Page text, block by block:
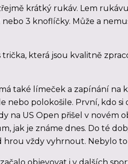
krátký rukáv. Lem
3 knoflíčky. Může a
která jsou kvalitně
také límeček a zapínání na
nebo polokošile. První, kdo
na US Open přišel v novém
jak je známe dnes. Do té
vždy vyhrnout. Nebylo